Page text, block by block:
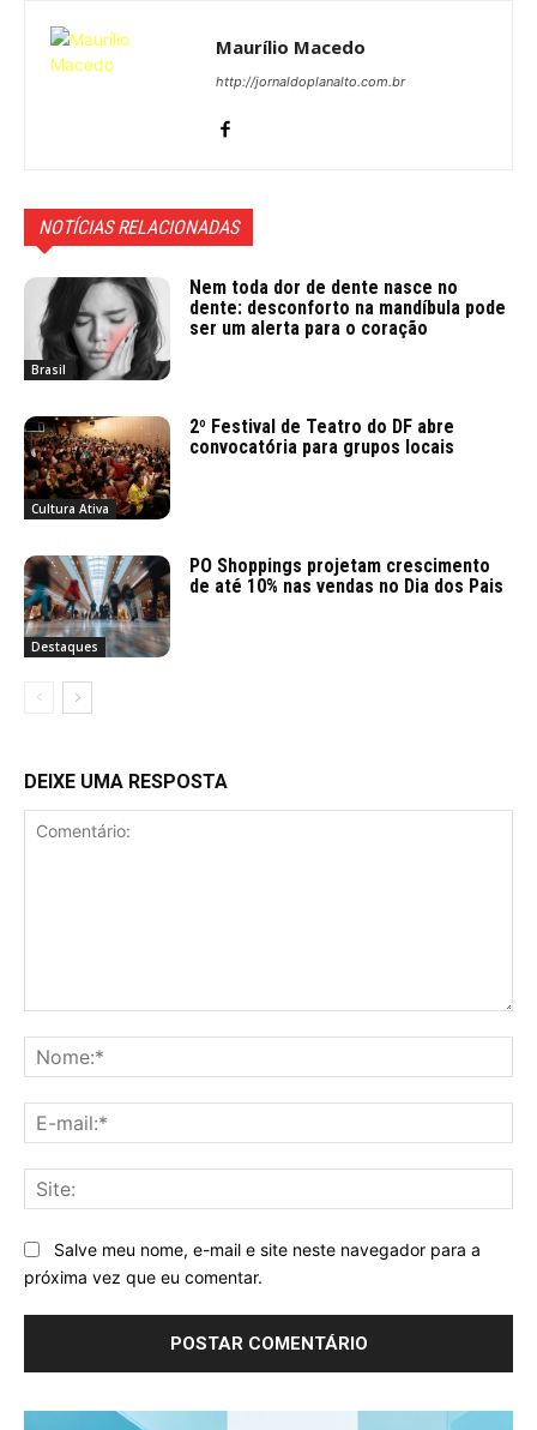
Maurílio Macedo
http://jornaldoplanalto.com.br
NOTÍCIAS RELACIONADAS
Brasil
Nem toda dor de dente nasce no
dente: desconforto na mandíbula pode
ser um alerta para o coração
Cultura Ativa
2º Festival de Teatro do DF abre
convocatória para grupos locais
Destaques
PO Shoppings projetam crescimento
de até 10% nas vendas no Dia dos Pais
DEIXE UMA RESPOSTA
Salve meu nome, e-mail e site neste navegador para a
próxima vez que eu comentar.